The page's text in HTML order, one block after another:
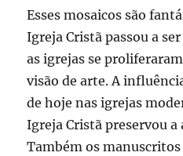
Esses mosaicos são
Igreja Cristã passou a
as igrejas se
visão de arte. A
de hoje nas igrejas
Igreja Cristã preservou a
Também os